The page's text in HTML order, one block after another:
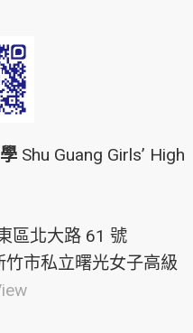
Shu Guang Girls’ High
區北大路 61 號
竹市私立曙光女子高級